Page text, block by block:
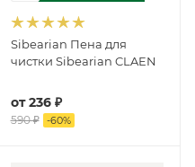
Sibearian Пена для
чистки Sibearian CLAEN
от236 ₽
590 ₽ -60%